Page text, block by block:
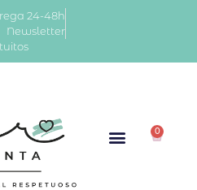
24-48h
Newsletter
0